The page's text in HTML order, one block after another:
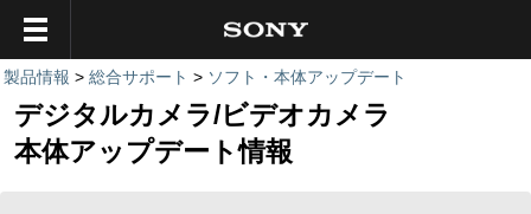
製品情報 >総合サポート > ソフト・本体アップデート
デジタルカメラ/ビデオカメラ
本体アップデート情報